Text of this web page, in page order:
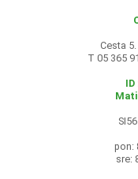
Cesta
T 05 365
ID
pon:
sre: